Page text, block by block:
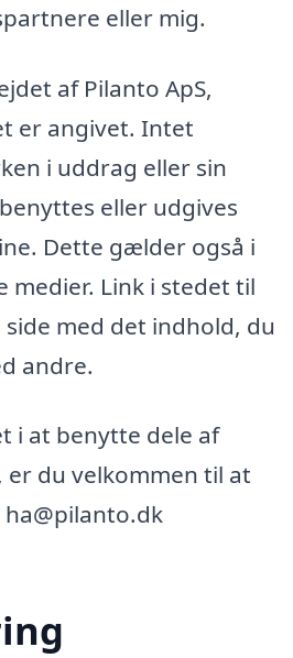
eller mig.
af Pilanto ApS,
er angivet. Intet
i uddrag eller sin
eller udgives
Dette gælder også i
medier. Link i stedet til
med det indhold, du
andre.
i at benytte dele af
du velkommen til at